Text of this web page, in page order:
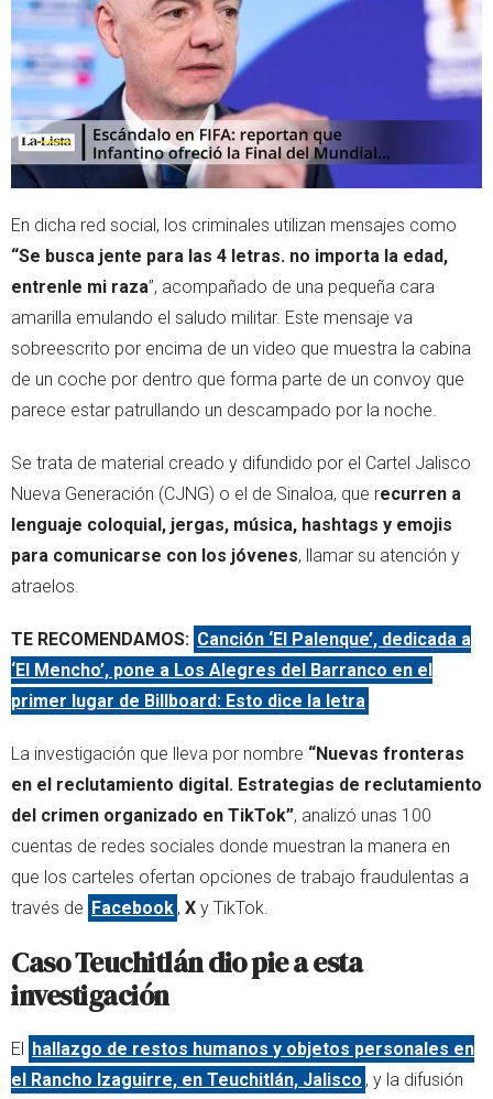
En dicha red social, los criminales utilizan mensajes como
“Se busca jente para las 4 letras. no importa la edad,
entrenle mi raza”, acompañado de una pequeña cara
amarilla emulando el saludo militar. Este mensaje va
sobreescrito por encima de un video que muestra la cabina
de un coche por dentro que forma parte de un convoy que
parece estar patrullando un descampado por la noche.
Se trata de material creado y difundido por el Cartel Jalisco
Nueva Generación (CJNG) o el de Sinaloa, que recurren a
lenguaje coloquial, jergas, música, hashtags y emojis
para comunicarse con los jóvenes, llamar su atención y
atraelos.
TE RECOMENDAMOS: Canción ‘El Palenque’, dedicada a
‘El Mencho’, pone a Los Alegres del Barranco en el
primer lugar de Billboard: Esto dice la letra
La investigación que lleva por nombre “Nuevas fronteras
en el reclutamiento digital. Estrategias de reclutamiento
del crimen organizado en TikTok”, analizó unas 100
cuentas de redes sociales donde muestran la manera en
que los carteles ofertan opciones de trabajo fraudulentas a
través de Facebook ,X y TikTok.
Caso Teuchitlán dio pie a esta
investigación
El hallazgo de restos humanos y objetos personales en
el Rancho Izaguirre, en Teuchitlán, Jalisco , y la difusión